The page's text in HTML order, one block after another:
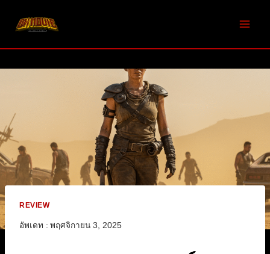
REVIEW
อัพเดท : พฤศจิกายน 3, 2025